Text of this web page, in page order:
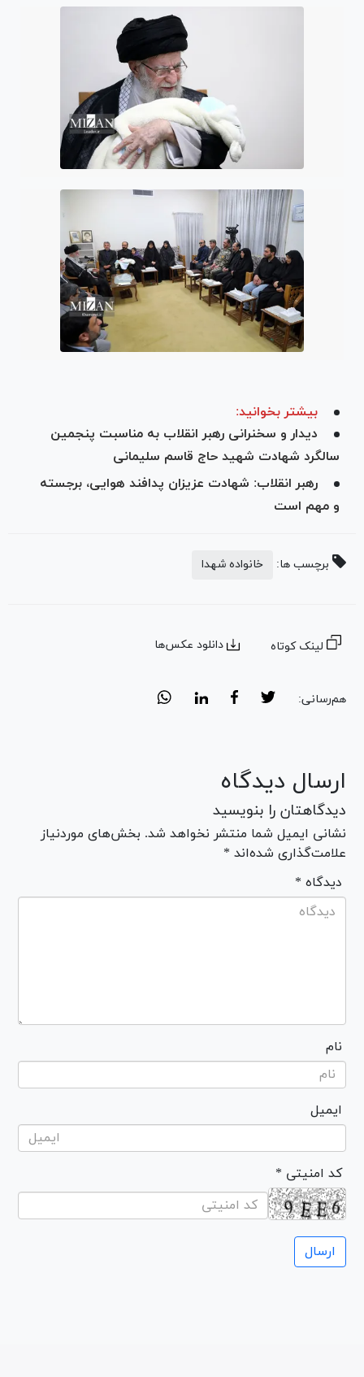
بیشتر بخوانید:
دیدار و سخنرانی رهبر انقلاب به مناسبت پنجمین
سالگرد شهادت شهید حاج قاسم سلیمانی
رهبر انقلاب: شهادت عزیزان پدافند هوایی، برجسته
و مهم است
برچسب ها: خانواده شهدا
لینک کوتاه دانلود عکس‌ها
هم‌رسانی:
ارسال دیدگاه
دیدگاهتان را بنویسید
نشانی ایمیل شما منتشر نخواهد شد. بخش‌های موردنیاز
علامت‌گذاری شده‌اند *
* دیدگاه
نام
ایمیل
* کد امنیتی